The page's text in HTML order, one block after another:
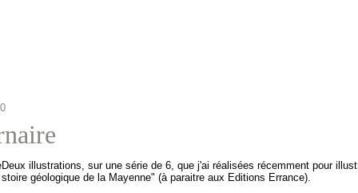
Deux illustrations, sur une série de 6, que j'ai réalisées récemment pour
stoire géologique de la Mayenne" (à paraitre aux Editions Errance).